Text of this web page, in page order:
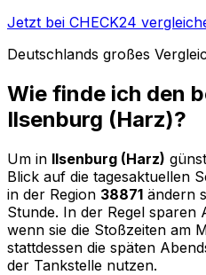
Jetzt bei CHECK24
Deutschlands großes
Wie finde ich den
Ilsenburg (Harz)?
Um in Ilsenburg (Harz)
Blick auf die tagesaktuellen
in der Region 38871 ändern
Stunde. In der Regel sparen
wenn sie die Stoßzeiten am
stattdessen die späten
der Tankstelle nutzen.